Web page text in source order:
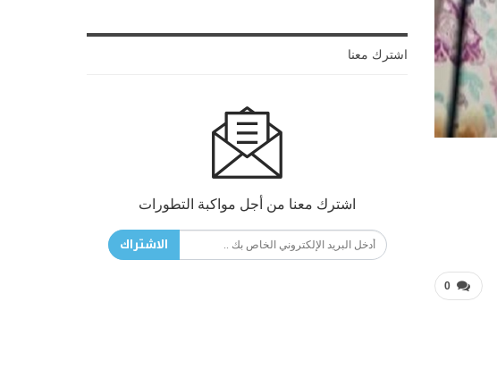
0
اشترك معنا
اشترك معنا من أجل مواكبة التطورات
الاشتراك